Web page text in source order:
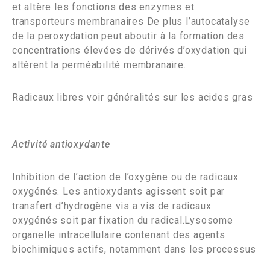
et altère les fonctions des enzymes et
transporteurs membranaires De plus l’autocatalyse
de la peroxydation peut aboutir à la formation des
concentrations élevées de dérivés d’oxydation qui
altèrent la perméabilité membranaire.
Radicaux libres voir généralités sur les acides gras
Activité antioxydante
Inhibition de l’action de l’oxygène ou de radicaux
oxygénés. Les antioxydants agissent soit par
transfert d’hydrogène vis a vis de radicaux
oxygénés soit par fixation du radical.Lysosome
organelle intracellulaire contenant des agents
biochimiques actifs, notamment dans les processus